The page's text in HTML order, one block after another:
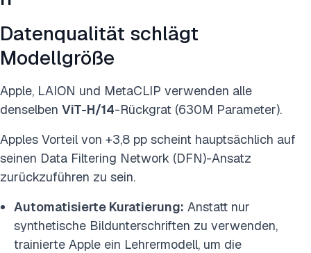
Datenqualität schlägt
Modellgröße
Apple, LAION und MetaCLIP verwenden alle
denselben ViT-H/14-Rückgrat (630M Parameter).
Apples Vorteil von +3,8 pp scheint hauptsächlich auf
seinen Data Filtering Network (DFN)-Ansatz
zurückzuführen zu sein.
Automatisierte Kuratierung: Anstatt nur
synthetische Bildunterschriften zu verwenden,
trainierte Apple ein Lehrermodell, um die